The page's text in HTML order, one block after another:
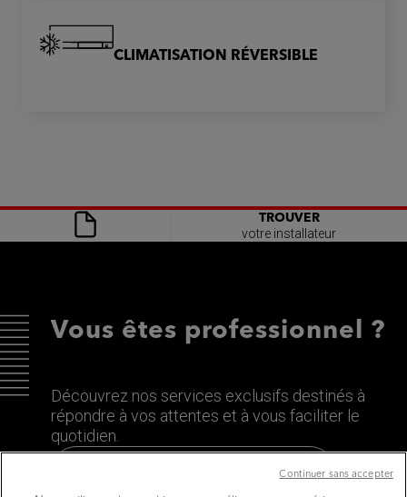
CLIMATISATION RÉVERSIBLE
TROUVER
votre installateur
Vous êtes professionnel ?
Découvrez nos services exclusifs destinés à
répondre à vos attentes et à vous faciliter le
quotidien.
Découvrez le site dédié aux ProsContinuer sans accepter